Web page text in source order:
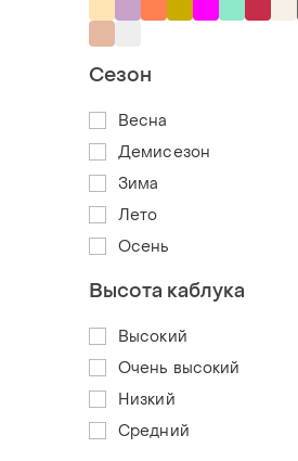
Сезон
Весна
Демисезон
Зима
Лето
Осень
Высота каблука
Высокий
Очень высокий
Низкий
Средний